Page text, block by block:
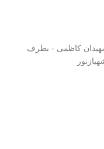
شهیدان کاظمی - بطرف